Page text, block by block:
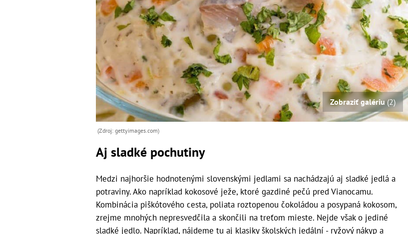
Zobraziť galériu(2)
(Zdroj: gettyimages.com)
Aj sladké pochutiny
Medzi najhoršie hodnotenými slovenskými jedlami sa nachádzajú aj sladké jedlá a
potraviny. Ako napríklad kokosové ježe, ktoré gazdiné pečú pred Vianocamu.
Kombinácia piškótového cesta, poliata roztopenou čokoládou a posypaná kokosom,
zrejme mnohých nepresvedčila a skončili na treťom mieste. Nejde však o jediné
sladké jedlo. Napríklad, nájdeme tu aj klasiky školských jedální - ryžový nákyp a